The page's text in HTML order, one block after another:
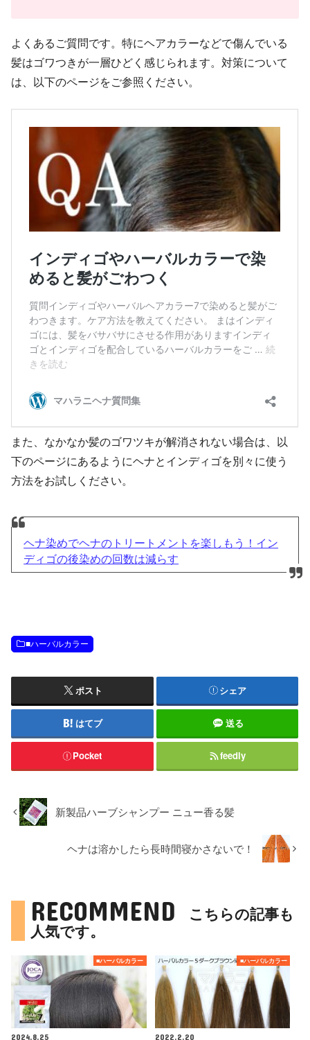
よくあるご質問です。特にヘアカラーなどで傷んでいる
髪はゴワつきが一層ひどく感じられます。対策について
は、以下のページをご参照ください。
また、なかなか髪のゴワツキが解消されない場合は、以
下のページにあるようにヘナとインディゴを別々に使う
方法をお試しください。
ヘナ染めでヘナのトリートメントを楽しもう！イン
ディゴの後染めの回数は減らす
■ハーバルカラー
ポスト シェア
はてブ 送る
Pocket feedly
新製品ハーブシャンプー ニュー香る髪
ヘナは溶かしたら長時間寝かさないで！
RECOMMEND
こちらの記事も
人気です。
■ハーバルカラー
2024.8.25
■ハーバルカラー
2022.2.20